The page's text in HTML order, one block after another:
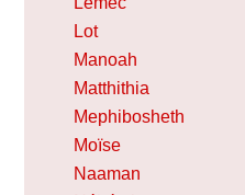
Lot
Manoah
Matthithia
Mephibosheth
Moïse
Naaman